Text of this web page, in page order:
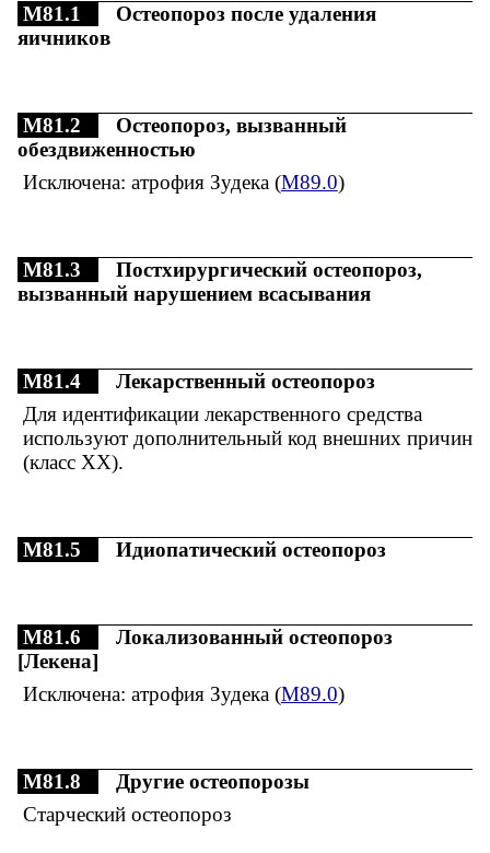
M81.1
Остеопороз после удаления
яичников
M81.2
Остеопороз, вызванный
обездвиженностью
Исключена: атрофия Зудека (M89.0)
M81.3
Постхирургический остеопороз,
вызванный нарушением всасывания
M81.4
Лекарственный остеопороз
Для идентификации лекарственного средства
используют дополнительный код внешних причин
(класс XX).
M81.5 Идиопатический остеопороз
M81.6
Локализованный остеопороз
[Лекена]
Исключена: атрофия Зудека (M89.0)
M81.8
Другие остеопорозы
Старческий остеопороз